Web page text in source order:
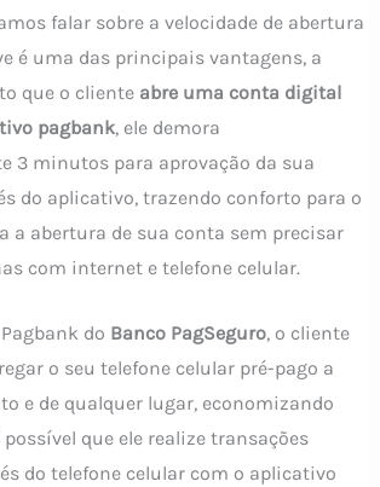
falar sobre a velocidade de abertura
é uma das principais vantagens, a
que o cliente abre uma conta digital
pagbank, ele demora
3 minutos para aprovação da sua
do aplicativo, trazendo conforto para o
a abertura de sua conta sem precisar
com internet e telefone celular.
do Banco PagSeguro, o cliente
o seu telefone celular pré-pago a
e de qualquer lugar, economizando
que ele realize transações
do telefone celular com o aplicativo